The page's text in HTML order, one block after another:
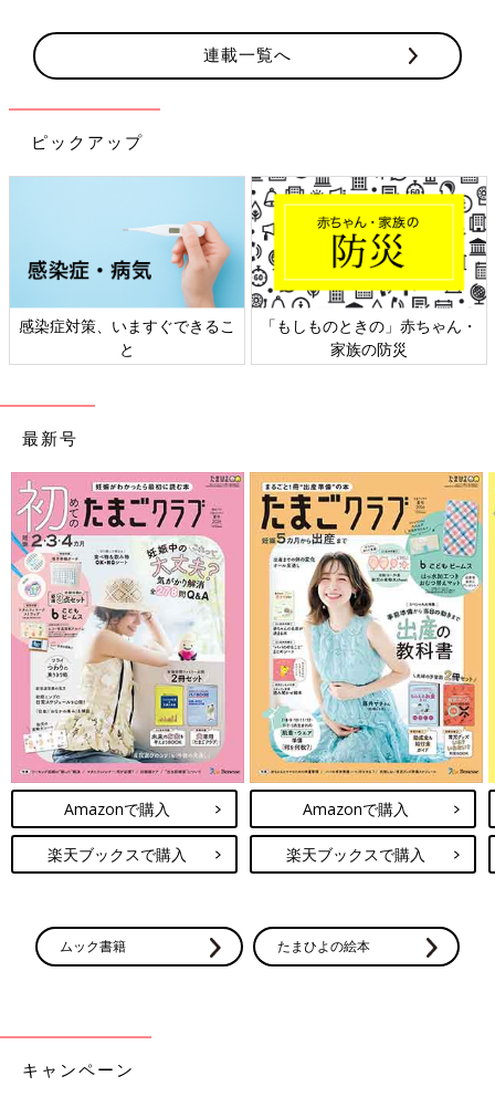
連載一覧へ
ピックアップ
感染症対策、いますぐできるこ
と
「もしものときの」赤ちゃん・
家族の防災
最新号
Amazonで購入
楽天ブックスで購入
Amazonで購入
楽天ブックスで購入
ムック書籍 たまひよの絵本
キャンペーン